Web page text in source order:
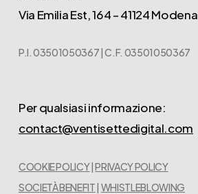
Via Emilia Est, 164 – 41124 Modena
P.I. 03501050367 | C.F. 03501050367
Per qualsiasi informazione:
contact@ventisettedigital.com
COOKIE POLICY|PRIVACY POLICY
SOCIETÀ BENEFIT| WHISTLEBLOWING